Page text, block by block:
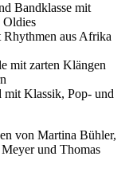
Bandklasse mit
Oldies
Rhythmen aus Afrika
mit zarten Klängen
mit Klassik, Pop- und
von Martina Bühler,
und Thomas